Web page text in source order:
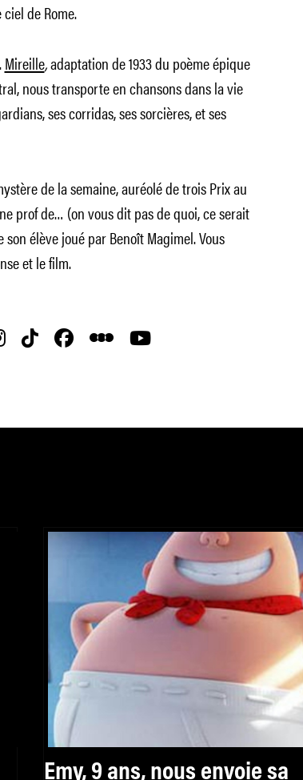
de Rome.
Mireille,adaptation de 1933 du poème épique
nous transporte en chansons dans la vie
ses corridas, ses sorcières, et ses
de la semaine, auréolé de trois Prix au
prof de… (on vous dit pas de quoi, ce serait
élève joué par Benoît Magimel. Vous
et le film.
Emy, 9 ans, nous envoie sa